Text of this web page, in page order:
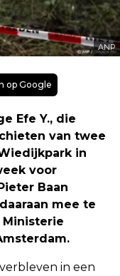
ANP
op Google
Efe Y., die
van twee
in
voor
Baan
mee te
in een